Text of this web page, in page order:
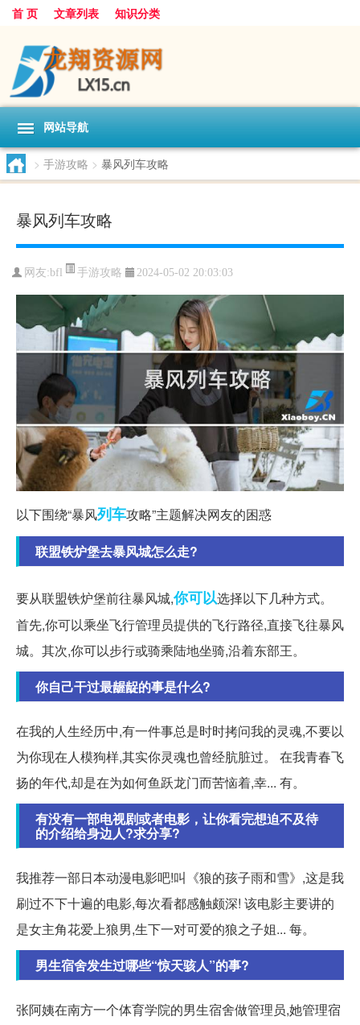
首 页 文章列表 知识分类
网站导航
> 手游攻略 > 暴风列车攻略
暴风列车攻略
网友:bfl 手游攻略 2024-05-02 20:03:03
以下围绕“暴风列车攻略”主题解决网友的困惑
联盟铁炉堡去暴风城怎么走?
要从联盟铁炉堡前往暴风城,你可以选择以下几种方式。
首先,你可以乘坐飞行管理员提供的飞行路径,直接飞往暴风
城。其次,你可以步行或骑乘陆地坐骑,沿着东部王。
你自己干过最龌龊的事是什么?
在我的人生经历中,有一件事总是时时拷问我的灵魂,不要以
为你现在人模狗样,其实你灵魂也曾经肮脏过。 在我青春飞
扬的年代,却是在为如何鱼跃龙门而苦恼着,幸... 有。
有没有一部电视剧或者电影，让你看完想迫不及待
的介绍给身边人?求分享?
我推荐一部日本动漫电影吧!叫《狼的孩子雨和雪》,这是我
刷过不下十遍的电影,每次看都感触颇深! 该电影主要讲的
是女主角花爱上狼男,生下一对可爱的狼之子姐... 每。
男生宿舍发生过哪些“惊天骇人”的事?
张阿姨在南方一个体育学院的男生宿舍做管理员,她管理宿